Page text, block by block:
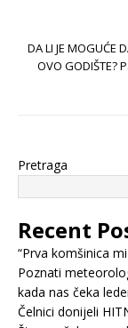
DA LI JE MOGUĆE
OVO GODIŠTE?
Pretraga
Recent
“Prva komšinica
Poznati
kada nas čeka
Čelnici donijeli